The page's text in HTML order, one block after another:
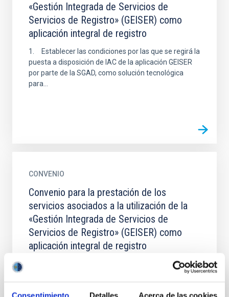
«Gestión Integrada de Servicios de
Servicios de Registro» (GEISER) como
aplicación integral de registro
1. Establecer las condiciones por las que se regirá la
puesta a disposición de IAC de la aplicación GEISER
por parte de la SGAD, como solución tecnológica
para...
CONVENIO
Convenio para la prestación de los
servicios asociados a la utilización de la
«Gestión Integrada de Servicios de
Servicios de Registro» (GEISER) como
aplicación integral de registro
1. Establecer las condiciones por las que se regirá la
puesta a disposición de IAC de la aplicación GEISER